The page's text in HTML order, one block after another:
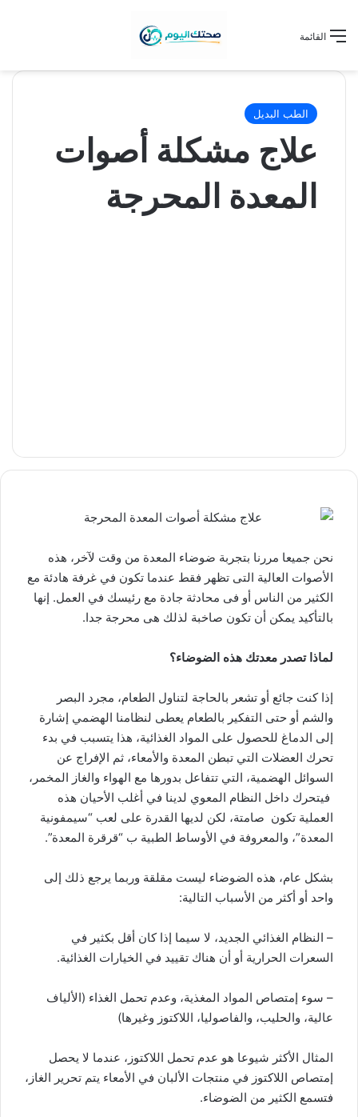
القائمة
الطب البديل
علاج مشكلة أصوات
المعدة المحرجة
نحن جميعا مررنا بتجربة ضوضاء المعدة من وقت لآخر، هذه
الأصوات العالية التى تظهر فقط عندما تكون في غرفة هادئة مع
الكثير من الناس أو فى محادثة جادة مع رئيسك في العمل. إنها
بالتأكيد يمكن أن تكون صاخبة لذلك هى محرجة جدا.
لماذا تصدر معدتك هذه الضوضاء؟
إذا كنت جائع أو تشعر بالحاجة لتناول الطعام، مجرد البصر
والشم أو حتى التفكير بالطعام يعطى لنظامنا الهضمي إشارة
إلى الدماغ للحصول على المواد الغذائية، هذا يتسبب في بدء
تحرك العضلات التي تبطن المعدة والأمعاء، ثم الإفراج عن
السوائل الهضمية، التي تتفاعل بدورها مع الهواء والغاز المخمر،
فيتحرك داخل النظام المعوي لدينا في أغلب الأحيان هذه
العملية تكون صامتة، لكن لديها القدرة على لعب “سيمفونية
المعدة”، والمعروفة في الأوساط الطبية ب “قرقرة المعدة”.
بشكل عام، هذه الضوضاء ليست مقلقة وربما يرجع ذلك إلى
واحد أو أكثر من الأسباب التالية:
– النظام الغذائي الجديد، لا سيما إذا كان أقل بكثير في
السعرات الحرارية أو أن هناك تقييد في الخيارات الغذائية.
– سوء إمتصاص المواد المغذية، وعدم تحمل الغذاء (الألياف
عالية، والحليب، والفاصوليا، اللاكتوز وغيرها)
المثال الأكثر شيوعا هو عدم تحمل اللاكتوز، عندما لا يحصل
إمتصاص اللاكتوز في منتجات الألبان في الأمعاء يتم تحرير الغاز،
فتسمع الكثير من الضوضاء.